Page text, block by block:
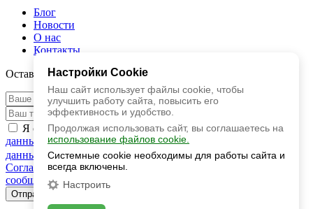
Блог
Новости
О нас
Контакты
Оставить заявку
Я ознакомлен сПолитикой обработки персональных
данных
и даю своеСогласие на обработку персональных
данных
Я согласен сПубличной офертой
Я даю свое
Согласие на получение рекламных и информационных
сообщений
Отправить
Настройки Cookie
Наш сайт использует файлы cookie, чтобы
улучшить работу сайта, повысить его
эффективность и удобство.
Продолжая использовать сайт, вы соглашаетесь на
использование файлов cookie.
Системные cookie необходимы для работы сайта и
всегда включены.
Настроить